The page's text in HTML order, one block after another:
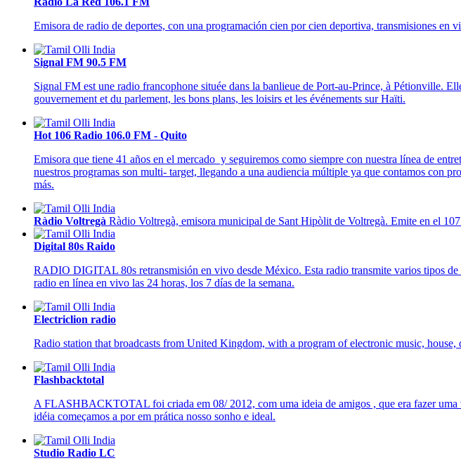
Emisora de radio de deportes, con una programación cien por cien deportiva, transmisiones en
Signal FM 90.5 FM
Signal FM est une radio francophone située dans la banlieue de Port-au-Prince, à Pétionville.
gouvernement et du parlement, les bons plans, les loisirs et les événements sur Haïti.
Hot 106 Radio 106.0 FM - Quito
Emisora que tiene 41 años en el mercado y seguiremos como siempre con nuestra línea de
nuestros programas son multi- target, llegando a una audiencia múltiple ya que contamos con
más.
Ràdio Voltregà Ràdio Voltregà, emisora municipal de Sant Hipòlit de Voltregà. Emite en el
Digital 80s Raido
RADIO DIGITAL 80s retransmisión en vivo desde México. Esta radio transmite varios tipos
radio en línea en vivo las 24 horas, los 7 días de la semana.
Electriclion radio
Radio station that broadcasts from United Kingdom, with a program of electronic music, house,
Flashbacktotal
A FLASHBACKTOTAL foi criada em 08/ 2012, com uma ideia de amigos , que era fazer uma
idéia começamos a por em prática nosso sonho e ideal.
Studio Radio LC